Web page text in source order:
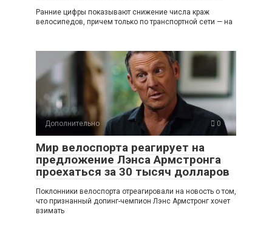
Ранние цифры показывают снижение числа краж
велосипедов, причем только по транспортной сети — на
Дополнительно 0
Мир велоспорта реагирует на
предложение Лэнса Армстронга
проехаться за 30 тысяч долларов
Поклонники велоспорта отреагировали на новость о том,
что признанный допинг-чемпион Лэнс Армстронг хочет
взимать